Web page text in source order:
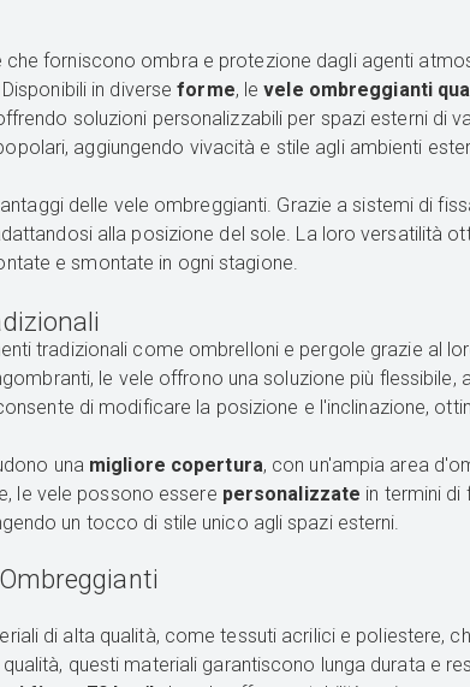
che forniscono ombra e protezione dagli agenti
Disponibili in diverseforme, le vele ombreggianti
soluzioni personalizzabili per spazi esterni di
aggiungendo vivacità e stile agli ambienti
delle vele ombreggianti. Grazie a sistemi di
alla posizione del sole. La loro versatilità
e smontate in ogni stagione.
tradizionali come ombrelloni e pergole grazie al
le vele offrono una soluzione più
di modificare la posizione e l'inclinazione,
una migliore copertura, con un'ampia area
le vele possono essere personalizzate in termini
un tocco di stile unico agli spazi esterni.
di alta qualità, come tessuti acrilici e poliestere,
questi materiali garantiscono lunga durata e